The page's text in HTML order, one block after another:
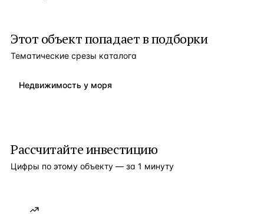
Этот объект попадает в подборки
Тематические срезы каталога
Недвижимость у моря
Рассчитайте инвестицию
Цифры по этому объекту — за 1 минуту